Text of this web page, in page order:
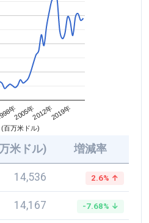
(百万米ドル)
年2005年2012年2019年
米ドル) 増減率
14,536 2.6% ↑
14,167 -7.68% ↓